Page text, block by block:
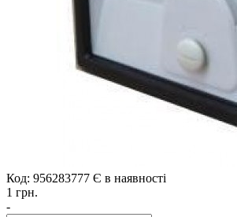
Код: 956283777 Є в наявності
1 грн.
-